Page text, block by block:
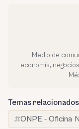
Medio de
economía,
Temas
ONPE - Oficina